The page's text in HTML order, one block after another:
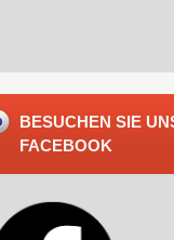
BESUCHEN SIE
FACEBOOK